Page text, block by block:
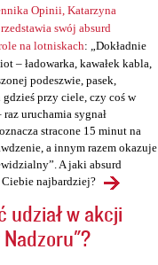
Opinii, Katarzyna
swój absurd
na lotniskach: „Dokładnie
– ładowarka, kawałek kabla,
podeszwie, pasek,
gdzieś przy ciele, czy coś w
uruchamia sygnał
stracone 15 minut na
a innym razem okazuje
A jaki absurd
najbardziej?
udział w akcji